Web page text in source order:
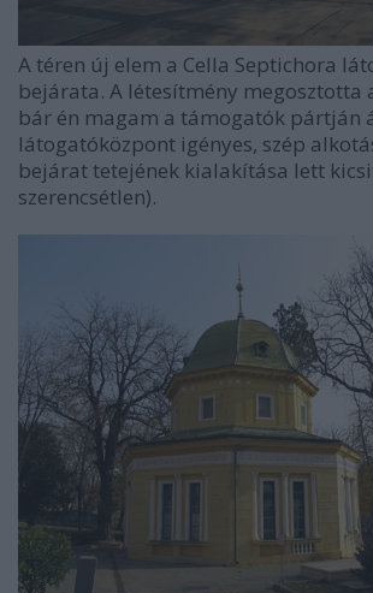
A téren új elem a Cella Septichora
bejárata. A létesítmény megosztotta
bár én magam a támogatók pártján
látogatóközpont igényes, szép
bejárat tetejének kialakítása lett
szerencsétlen).